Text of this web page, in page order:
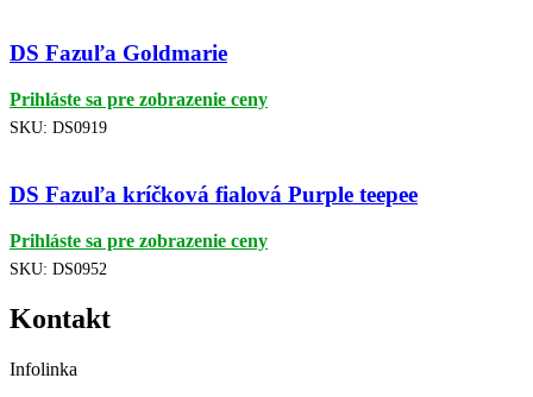
DS Fazuľa Goldmarie
Prihláste sa pre zobrazenie ceny
SKU: DS0919
DS Fazuľa kríčková fialová Purple teepee
Prihláste sa pre zobrazenie ceny
SKU: DS0952
Kontakt
Infolinka